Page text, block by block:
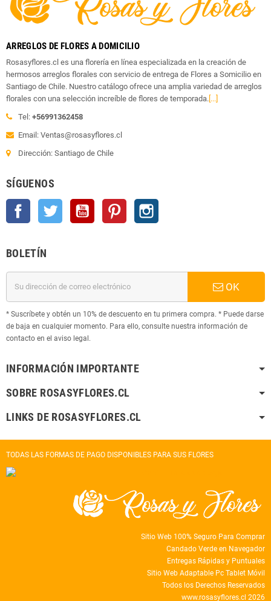
ARREGLOS DE FLORES A DOMICILIO
Rosasyflores.cl es una florería en línea especializada en la creación de
hermosos arreglos florales con servicio de entrega de Flores a Somicilio en
Santiago de Chile. Nuestro catálogo ofrece una amplia variedad de arreglos
florales con una selección increíble de flores de temporada. [...]
Tel: +56991362458
Email: Ventas@rosasyflores.cl
Dirección: Santiago de Chile
SÍGUENOS
Facebook Twitter YouTube Pinterest
BOLETÍN
OK
* Suscríbete y obtén un 10% de descuento en tu primera compra. * Puede darse
de baja en cualquier momento. Para ello, consulte nuestra información de
contacto en el aviso legal.
INFORMACIÓN IMPORTANTE
SOBRE ROSASYFLORES.CL
LINKS DE ROSASYFLORES.CL
TODAS LAS FORMAS DE PAGO DISPONIBLES PARA SUS FLORES
Sitio Web 100% Seguro Para Comprar
Candado Verde en Navegador
Entregas Rápidas y Puntuales
Sitio Web Adaptable Pc Tablet Móvil
Todos los Derechos Reservados
www.rosasyflores.cl 2026